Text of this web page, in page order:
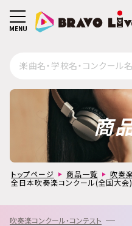
MENU
商
トップページ 商品一覧
吹奏
全日本吹奏楽コンクール(全国大会)
吹奏楽コンクール・コンテスト